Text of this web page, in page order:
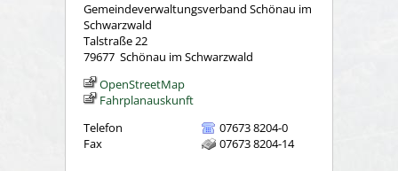
Gemeindeverwaltungsverband Schönau im
Schwarzwald
Talstraße 22
79677 Schönau im Schwarzwald
OpenStreetMap
Fahrplanauskunft
Telefon
07673 8204-0
Fax
07673 8204-14